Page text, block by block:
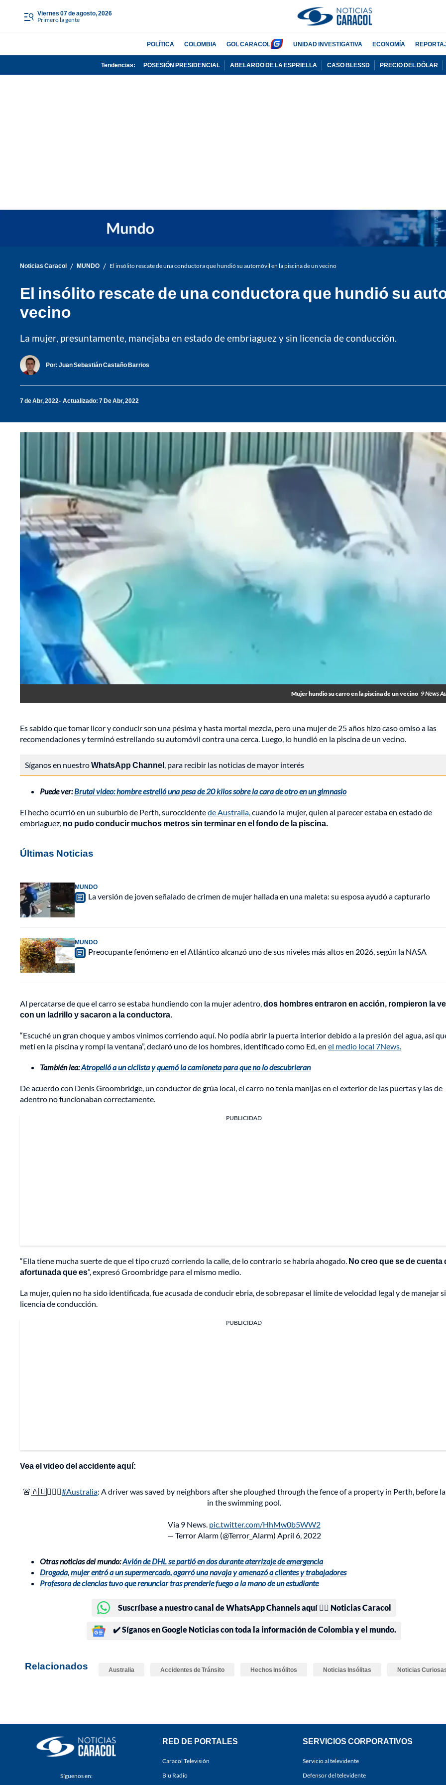
viernes 07 de agosto, 2026
Primero la gente
POLÍTICA COLOMBIA GOL CARACOL UNIDAD INVESTIGATIVA ECONOMÍA
Tendencias: POSESIÓN PRESIDENCIAL ABELARDO DE LA ESPRIELLA CASO BLESSD PRECIO DEL DÓLAR
Noticias Caracol / MUNDO / El insólito rescate de una conductora que hundió su automóvil en la piscina de un vecino
El insólito rescate de una conductora que hundió su
vecino
La mujer, presuntamente, manejaba en estado de embriaguez y sin licencia de conducción.
Por: Juan Sebastián Castaño Barrios
7 de Abr, 2022 Actualizado: 7 De Abr, 2022
Mujer hundió su carro en la piscina de un vecino 9 News
Es sabido que tomar licor y conducir son una pésima y hasta mortal mezcla, pero una mujer de 25 años hizo caso omiso a las
recomendaciones y terminó estrellando su automóvil contra una cerca. Luego, lo hundió en la piscina de un vecino.
Síganos en nuestroWhatsApp Channel, para recibir las noticias de mayor interés
Puede ver:Brutal video: hombre estrelló una pesa de 20 kilos sobre la cara de otro en un gimnasio
El hecho ocurrió en un suburbio de Perth, suroccidentede Australia,cuando la mujer, quien al parecer estaba en estado de
embriaguez, no pudo conducir muchos metros sin terminar en el fondo de la piscina.
Últimas Noticias
MUNDO
La versión de joven señalado de crimen de mujer hallada en una maleta: su esposa ayudó a capturarlo
MUNDO
Preocupante fenómeno en el Atlántico alcanzó uno de sus niveles más altos en 2026, según la NASA
Al percatarse de que el carro se estaba hundiendo con la mujer adentro,dos hombres entraron en acción, rompieron la
con un ladrillo y sacaron a la conductora.
“Escuché un gran choque y ambos vinimos corriendo aquí. No podía abrir la puerta interior debido a la presión del agua, así
metí en la piscina y rompí la ventana”, declaró uno de los hombres, identificado como Ed, en el medio local 7News.
También lea:Atropelló a un ciclista y quemó la camioneta para que no lo descubrieran
De acuerdo con Denis Groombridge, un conductor de grúa local, el carro no tenia manijas en el exterior de las puertas y las de
adentro no funcionaban correctamente.
PUBLICIDAD
“Ella tiene mucha suerte de que el tipo cruzó corriendo la calle, de lo contrario se habría ahogado. No creo que se de cuenta
afortunada que es”, expresó Groombridge para el mismo medio.
La mujer, quien no ha sido identificada, fue acusada de conducir ebria, de sobrepasar el límite de velocidad legal y de manejar
licencia de conducción.
PUBLICIDAD
Vea el video del accidente aquí:
🚨🇦🇺🤦🏻‍♂️#Australia: A driver was saved by neighbors after she ploughed through the fence of a property in Perth, before
in the swimming pool.
Via 9 News. pic.twitter.com/HhMw0b5WW2
— Terror Alarm (@Terror_Alarm) April 6, 2022
Otras noticias del mundo:Avión de DHL se partió en dos durante aterrizaje de emergencia
Drogada, mujer entró a un supermercado, agarró una navaja y amenazó a clientes y trabajadores
Profesora de ciencias tuvo que renunciar tras prenderle fuego a la mano de un estudiante
Suscríbase a nuestro canal de WhatsApp Channels aquí 👉🏻 Noticias Caracol
✔️ Síganos en Google Noticias con toda la información de Colombia y el mundo.
Relacionados Australia Accidentes de Tránsito Hechos Insólitos Noticias Insólitas Noticias
Síguenos en:
RED DE PORTALES
Caracol Televisión
Blu Radio
SERVICIOS CORPORATIVOS
Servicio al televidente
Defensor del televidente